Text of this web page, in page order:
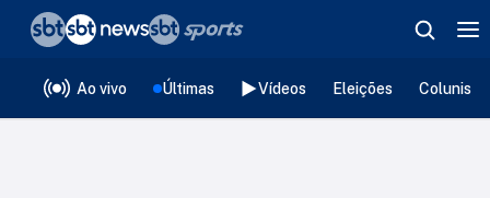
Ao vivo Últimas Vídeos Eleições
❮voltar
Editorias